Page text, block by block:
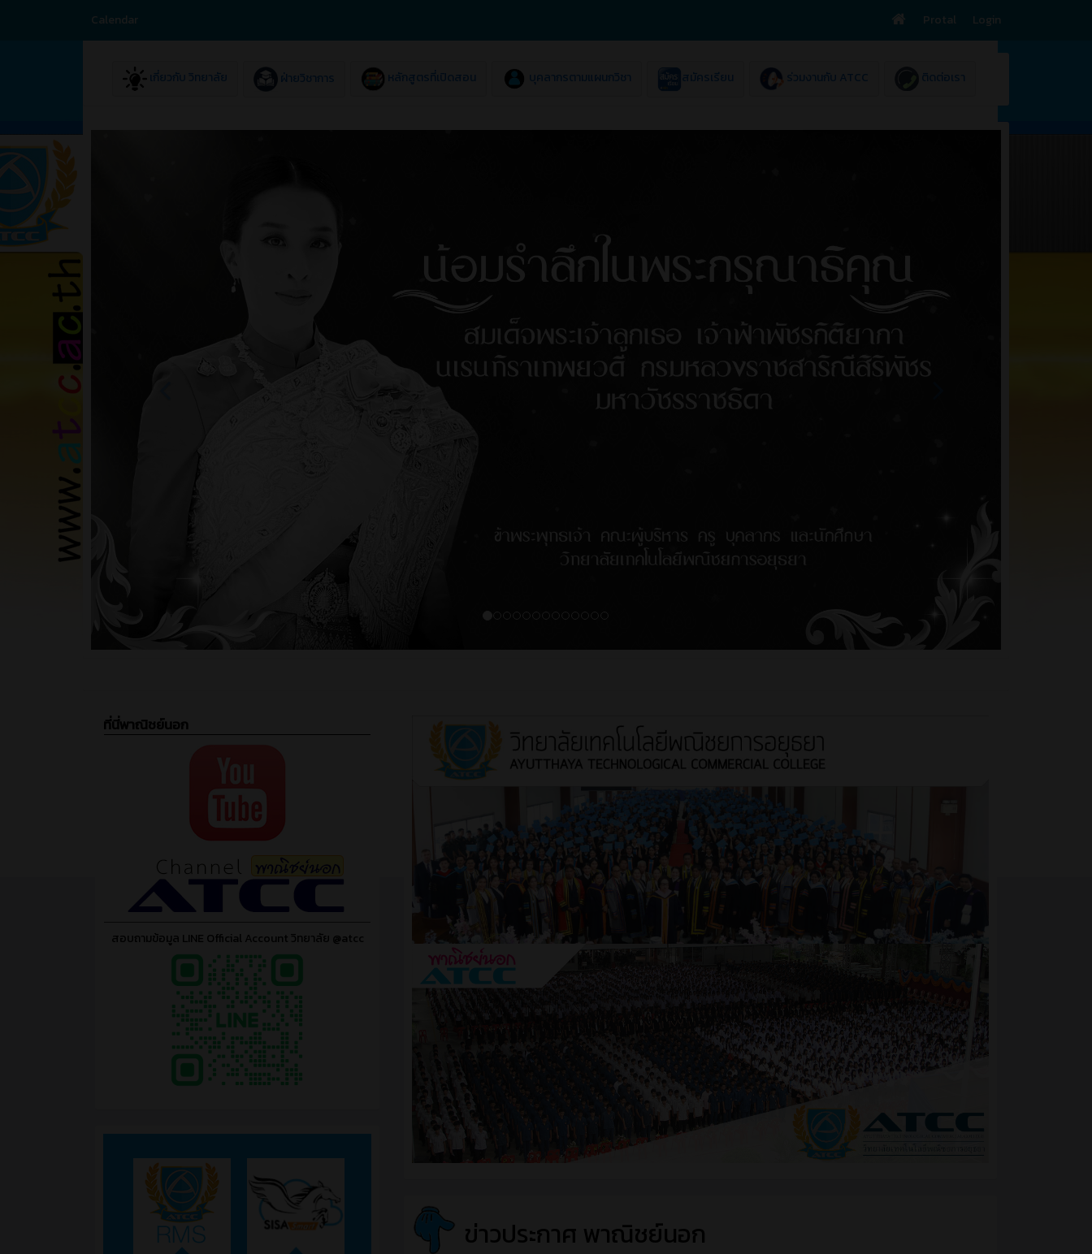
Calendar Protal Login
เกี่ยวกับ วิทยาลัย ฝ่ายวิชาการ หลักสูตรที่เปิดสอน บุคลากรตามแผนกวิชา สมัครเรียน ร่วมงานกับ ATCC ติดต่อเรา
ที่นี่พาณิชย์นอก
สอบถามข้อมูล LINE Official Account วิทยาลัย @atcc
ข่าวประกาศ พาณิชย์นอก